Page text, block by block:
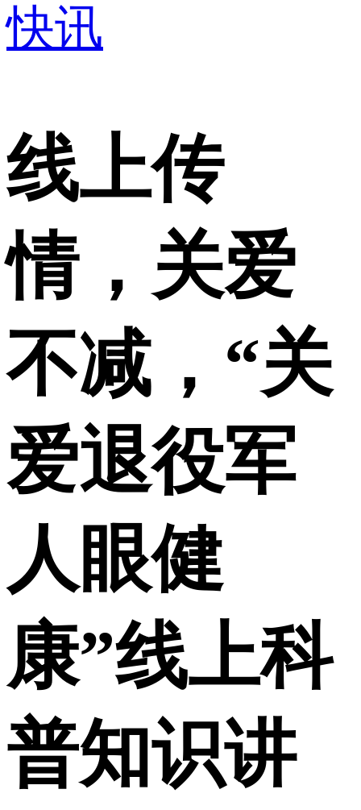
快讯
线上传
情，关爱
不减，“关
爱退役军
人眼健
康”线上科
普知识讲